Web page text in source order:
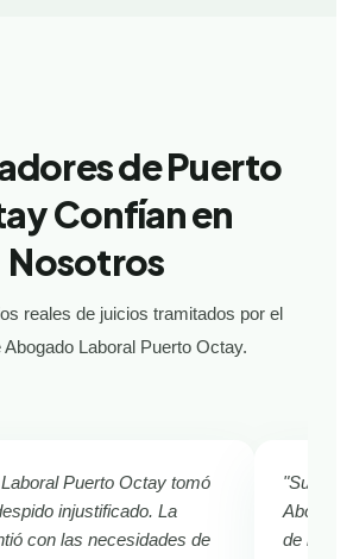
de Puerto
Confían en
Nosotros
reales de juicios tramitados por el
Abogado Laboral Puerto Octay.
Puerto Octay tomó
injustificado. La
con las necesidades de
"Sufría
de